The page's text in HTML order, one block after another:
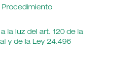
Procedimiento
la luz del art. 120 de la
y de la Ley 24.496